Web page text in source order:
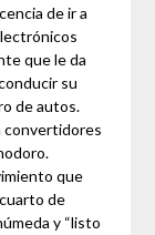
de ir a
que le da
su
de autos.
convertidores
que
de
y “listo